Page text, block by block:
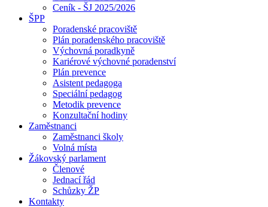
Ceník - ŠJ 2025/2026
ŠPP
Poradenské pracoviště
Plán poradenského pracoviště
Výchovná poradkyně
Kariérové výchovné poradenství
Plán prevence
Asistent pedagoga
Speciální pedagog
Metodik prevence
Konzultační hodiny
Zaměstnanci
Zaměstnanci školy
Volná místa
Žákovský parlament
Členové
Jednací řád
Schůzky ŽP
Kontakty